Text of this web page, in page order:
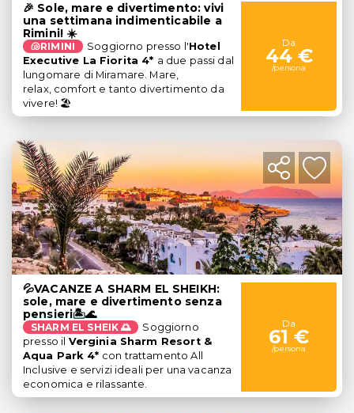
🎉 Sole, mare e divertimento: vivi
una settimana indimenticabile a
Rimini! ☀️
🐚RIMINI Soggiorno presso l'Hotel
Executive La Fiorita 4* a due passi dal
lungomare di Miramare. Mare,
relax, comfort e tanto divertimento da
vivere! 🏖️
Da
44 €
/persona
💦VACANZE A SHARM EL SHEIKH:
sole, mare e divertimento senza
pensieri🏝️🌊
SHARM EL SHEIK 🌅
Soggiorno
presso il Verginia Sharm Resort &
Aqua Park 4* con trattamento All
Inclusive e servizi ideali per una vacanza
economica e rilassante.
Da
61 €
/persona